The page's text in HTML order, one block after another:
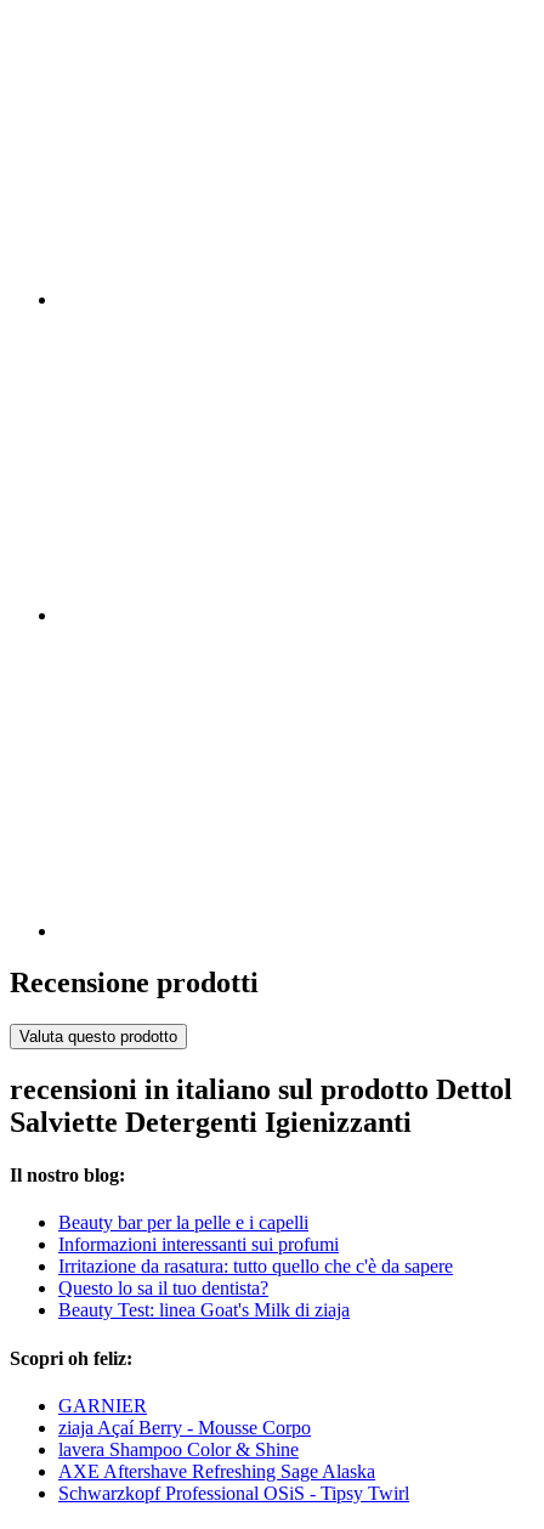
Recensione prodotti
Valuta questo prodotto
recensioni in italiano sul prodotto Dettol
Salviette Detergenti Igienizzanti
Il nostro blog:
Beauty bar per la pelle e i capelli
Informazioni interessanti sui profumi
Irritazione da rasatura: tutto quello che c'è da sapere
Questo lo sa il tuo dentista?
Beauty Test: linea Goat's Milk di ziaja
Scopri oh feliz:
GARNIER
ziaja Açaí Berry - Mousse Corpo
lavera Shampoo Color & Shine
AXE Aftershave Refreshing Sage Alaska
Schwarzkopf Professional OSiS - Tipsy Twirl